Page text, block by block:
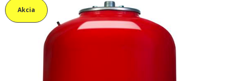
Akcia